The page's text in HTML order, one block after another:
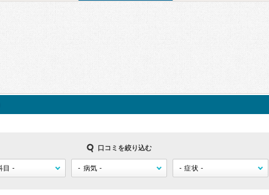
口コミを絞り込む